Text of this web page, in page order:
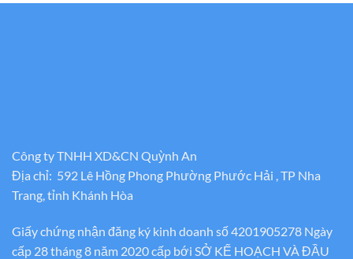
đến
Công ty TNHH XD&CN Quỳnh An
Địa chỉ: 592 Lê Hồng Phong Phường Phước Hải , TP Nha
Trang, tỉnh Khánh Hòa
Giấy chứng nhận đăng ký kinh doanh số 4201905278 Ngày
cấp 28 tháng 8 năm 2020 cấp bới SỞ KẾ HOẠCH VÀ ĐẦU